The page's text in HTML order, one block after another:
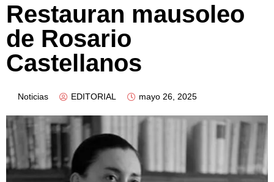
Restauran mausoleo
de Rosario
Castellanos
Noticias EDITORIAL mayo 26, 2025